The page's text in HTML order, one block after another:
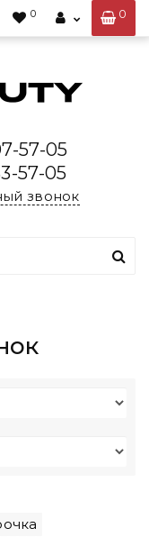
0
0
57-05
57-05
звонок